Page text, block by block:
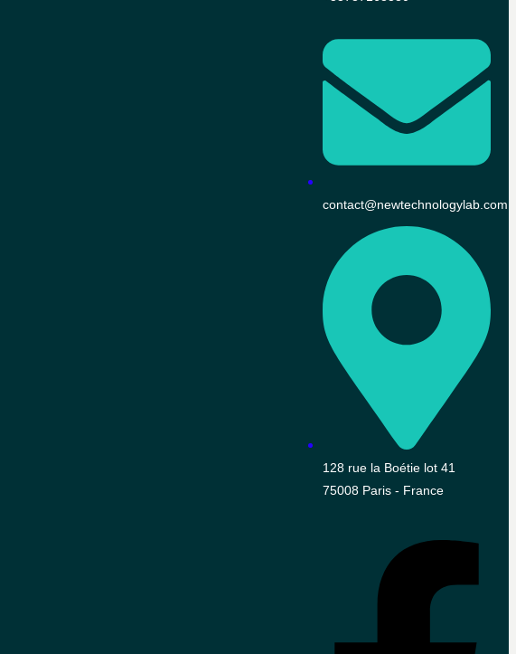
contact@newtechnologylab.com
128 rue la Boétie lot 41
75008 Paris - France